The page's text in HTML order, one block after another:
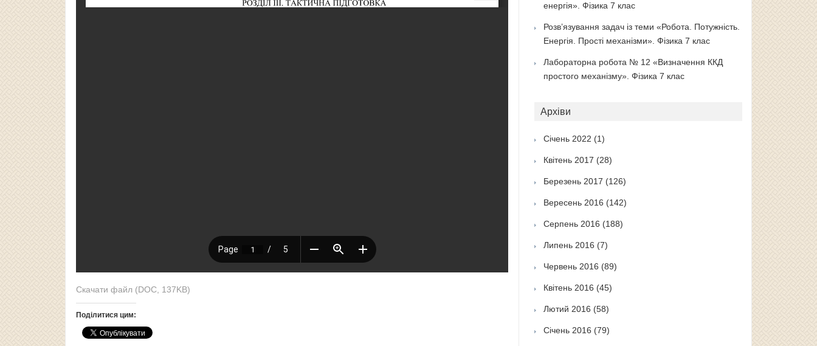
Скачати файл (DOC, 137KB)
Поділитися цим:
енергія». Фізика 7 клас
Розв’язування задач із теми «Робота. Потужність.
Енергія. Прості механізми». Фізика 7 клас
Лабораторна робота № 12 «Визначення ККД
простого механізму». Фізика 7 клас
Архіви
Січень 2022 (1)
Квітень 2017 (28)
Березень 2017 (126)
Вересень 2016 (142)
Серпень 2016 (188)
Липень 2016 (7)
Червень 2016 (89)
Квітень 2016 (45)
Лютий 2016 (58)
Січень 2016 (79)